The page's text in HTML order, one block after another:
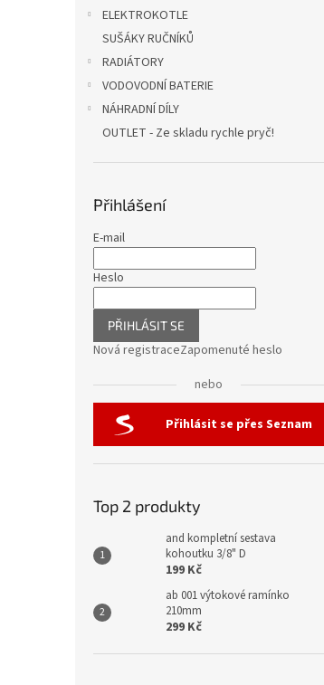
ELEKTROKOTLE
SUŠÁKY RUČNÍKŮ
RADIÁTORY
VODOVODNÍ BATERIE
NÁHRADNÍ DÍLY
OUTLET - Ze skladu rychle pryč!
Přihlášení
E-mail
Heslo
PŘIHLÁSIT SE
Nová registraceZapomenuté heslo
nebo
Přihlásit se přes Seznam
Top 2 produkty
and kompletní sestava
kohoutku 3/8" D
199 Kč
ab 001 výtokové ramínko
210mm
299 Kč